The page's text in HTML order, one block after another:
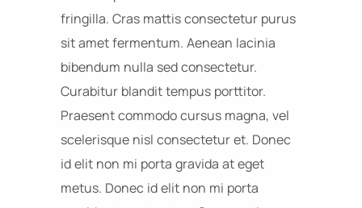
fringilla. Cras mattis consectetur purus
sit amet fermentum. Aenean lacinia
bibendum nulla sed consectetur.
Curabitur blandit tempus porttitor.
Praesent commodo cursus magna, vel
scelerisque nisl consectetur et. Donec
id elit non mi porta gravida at eget
metus. Donec id elit non mi porta